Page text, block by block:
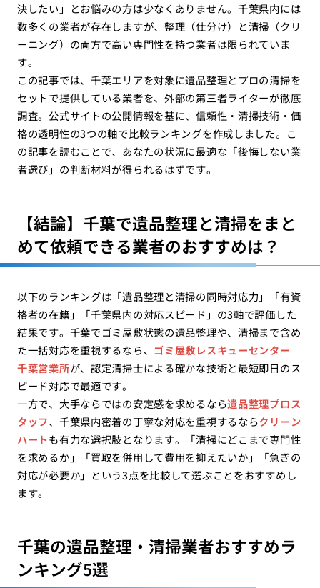
決したい」とお悩みの方は少なくありません。千葉県内には
数多くの業者が存在しますが、整理（仕分け）と清掃（クリ
ーニング）の両方で高い専門性を持つ業者は限られていま
す。
この記事では、千葉エリアを対象に遺品整理とプロの清掃を
セットで提供している業者を、外部の第三者ライターが徹底
調査。公式サイトの公開情報を基に、信頼性・清掃技術・価
格の透明性の3つの軸で比較ランキングを作成しました。こ
の記事を読むことで、あなたの状況に最適な「後悔しない業
者選び」の判断材料が得られるはずです。
【結論】千葉で遺品整理と清掃をまと
めて依頼できる業者のおすすめは？
以下のランキングは「遺品整理と清掃の同時対応力」「有資
格者の在籍」「千葉県内の対応スピード」の3軸で評価した
結果です。千葉でゴミ屋敷状態の遺品整理や、清掃まで含め
た一括対応を重視するなら、 ゴミ屋敷レスキューセンター
千葉営業所が、認定清掃士による確かな技術と最短即日のス
ピード対応で最適です。
一方で、大手ならではの安定感を求めるなら遺品整理プロス
タッフ、千葉県内密着の丁寧な対応を重視するならクリーン
ハートも有力な選択肢となります。「清掃にどこまで専門性
を求めるか」「買取を併用して費用を抑えたいか」「急ぎの
対応が必要か」という3点を比較して選ぶことをおすすめし
ます。
千葉の遺品整理・清掃業者おすすめラ
ンキング5選